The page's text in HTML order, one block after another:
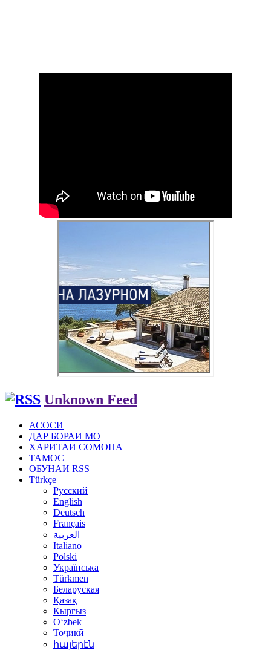
Unknown Feed
АСОСӢ
ДАР БОРАИ МО
ХАРИТАИ СОМОНА
ТАМОС
ОБУНАИ RSS
Türkçe
Русский
English
Deutsch
Français
العربية
Italiano
Polski
Українська
Türkmen
Беларуская
Қазақ
Кыргыз
Oʻzbek
Тоҷикӣ
հայերէն